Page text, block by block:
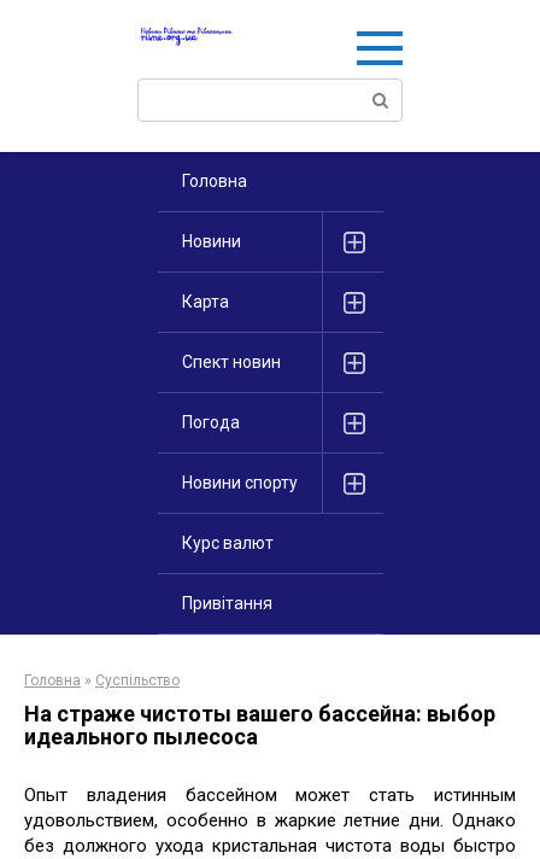
Поиск:
Головна
Новини
Карта
Спект новин
Погода
Новини спорту
Курс валют
Привітання
Головна » Суспільство
На страже чистоты вашего бассейна: выбор
идеального пылесоса
Опыт владения бассейном может стать истинным
удовольствием, особенно в жаркие летние дни. Однако
без должного ухода кристальная чистота воды быстро